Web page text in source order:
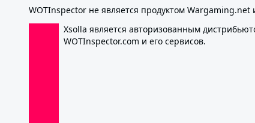
WOTInspector не является продуктом Wargaming.net
Xsolla является авторизованным
WOTInspector.com и его сервисов.